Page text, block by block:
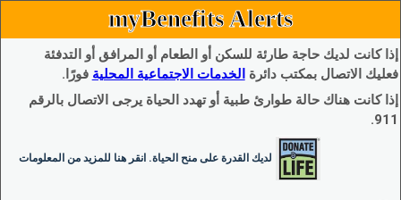
myBenefits Alerts
إذا كانت لديك حاجة طارئة للسكن أو الطعام أو المرافق أو التدفئة
فعليك الاتصال بمكتب دائرة الخدمات الاجتماعية المحلية فورًا.
إذا كانت هناك حالة طوارئ طبية أو تهدد الحياة يرجى الاتصال بالرقم
911.
لديك القدرة على منح الحياة. انقر هنا للمزيد من المعلومات